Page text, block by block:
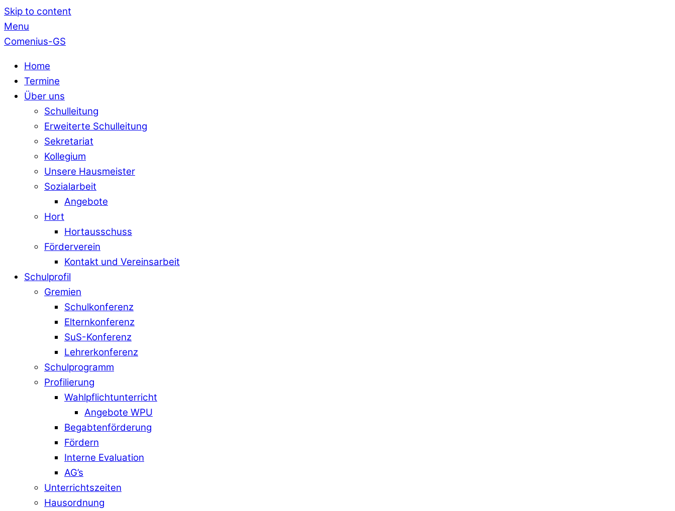
Skip to content
Menu
Comenius-GS
Home
Termine
Über uns
Schulleitung
Erweiterte Schulleitung
Sekretariat
Kollegium
Unsere Hausmeister
Sozialarbeit
Angebote
Hort
Hortausschuss
Förderverein
Kontakt und Vereinsarbeit
Schulprofil
Gremien
Schulkonferenz
Elternkonferenz
SuS-Konferenz
Lehrerkonferenz
Schulprogramm
Profilierung
Wahlpflichtunterricht
Angebote WPU
Begabtenförderung
Fördern
Interne Evaluation
AG’s
Unterrichtszeiten
Hausordnung